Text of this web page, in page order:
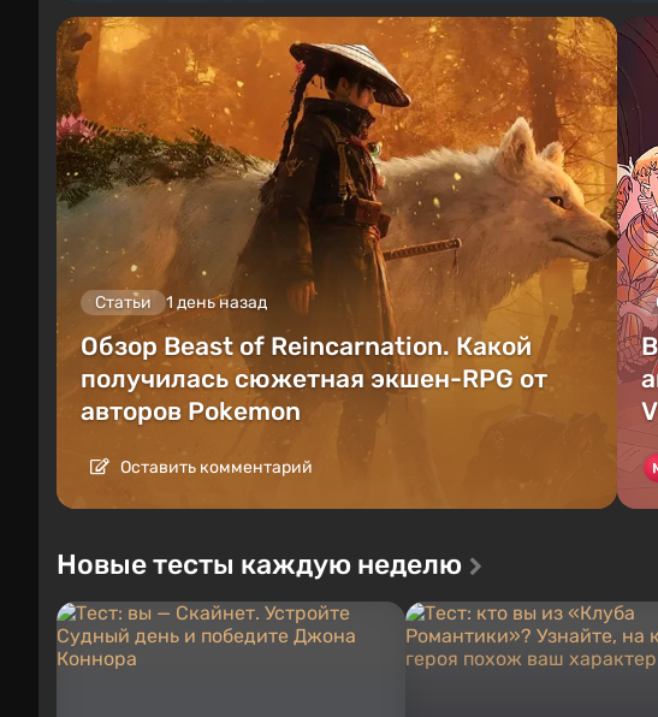
Статьи 1 день назад
Обзор Beast of Reincarnation. Какой
получилась сюжетная экшен-RPG от
авторов Pokemon
Оставить комментарий
Новые тесты каждую неделю